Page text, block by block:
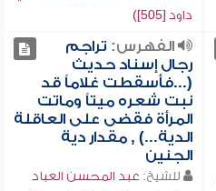
داود [505])
الفهرس: تراجم
رجال إسناد حديث
(...فأسقطت غلاماً قد
نبت شعره ميتاً وماتت
المرأة فقضى على العاقلة
الدية...) , مقدار دية
الجنين
للشيخ: عبد المحسن العباد